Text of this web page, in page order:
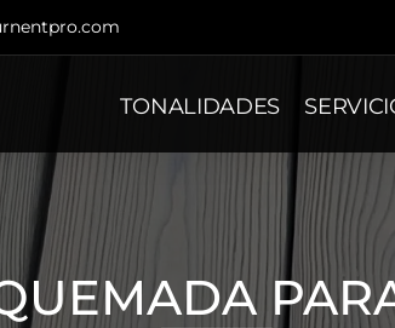
TONALIDADES